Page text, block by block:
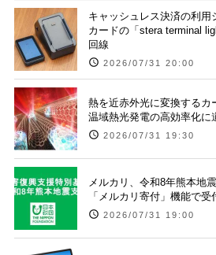
キャッシュレス決済の利
カードの「stera terminal
回線
2026/07/31 20:00
熱を近赤外光に変換する
温域熱光発電の高効率化
2026/07/31 19:30
メルカリ、令和8年熊本地
「メルカリ寄付」機能で受
2026/07/31 19:00